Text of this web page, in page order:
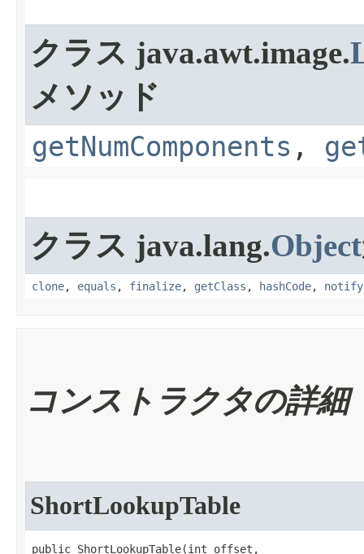
クラス java.awt.image.
メソッド
getNumComponents ,
クラス java.lang.Object
clone, equals , finalize, getClass , hashCode, notify
コンストラクタの詳細
ShortLookupTable
public ShortLookupTable​(int offset,